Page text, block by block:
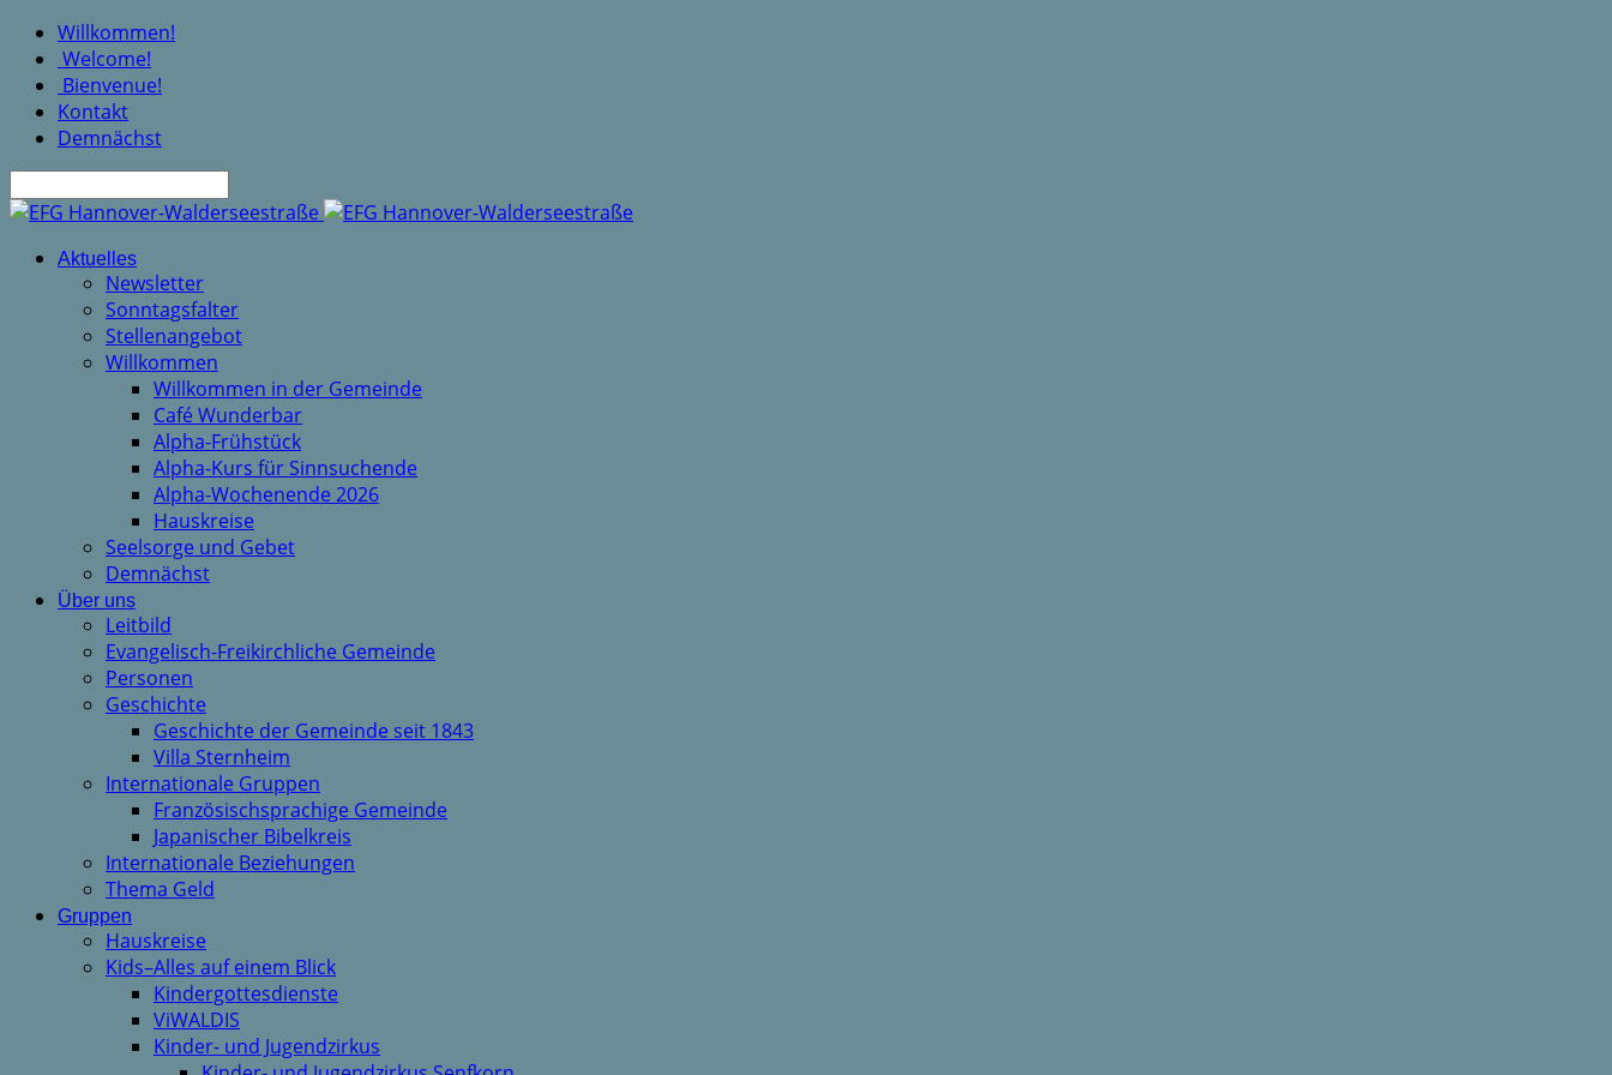
Willkommen!
Welcome!
Bienvenue!
Kontakt
Demnächst
Aktuelles
Newsletter
Sonntagsfalter
Stellenangebot
Willkommen
Willkommen in der Gemeinde
Café Wunderbar
Alpha-Frühstück
Alpha-Kurs für Sinnsuchende
Alpha-Wochenende 2026
Hauskreise
Seelsorge und Gebet
Demnächst
Über uns
Leitbild
Evangelisch-Freikirchliche Gemeinde
Personen
Geschichte
Geschichte der Gemeinde seit 1843
Villa Sternheim
Internationale Gruppen
Französischsprachige Gemeinde
Japanischer Bibelkreis
Internationale Beziehungen
Thema Geld
Gruppen
Hauskreise
Kids–Alles auf einem Blick
Kindergottesdienste
ViWALDIS
Kinder- und Jugendzirkus